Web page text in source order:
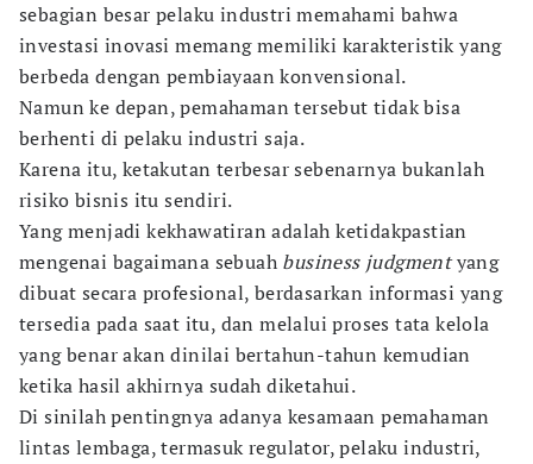
sebagian besar pelaku industri memahami bahwa
investasi inovasi memang memiliki karakteristik yang
berbeda dengan pembiayaan konvensional.
Namun ke depan, pemahaman tersebut tidak bisa
berhenti di pelaku industri saja.
Karena itu, ketakutan terbesar sebenarnya bukanlah
risiko bisnis itu sendiri.
Yang menjadi kekhawatiran adalah ketidakpastian
mengenai bagaimana sebuah business judgmentyang
dibuat secara profesional, berdasarkan informasi yang
tersedia pada saat itu, dan melalui proses tata kelola
yang benar akan dinilai bertahun-tahun kemudian
ketika hasil akhirnya sudah diketahui.
Di sinilah pentingnya adanya kesamaan pemahaman
lintas lembaga, termasuk regulator, pelaku industri,